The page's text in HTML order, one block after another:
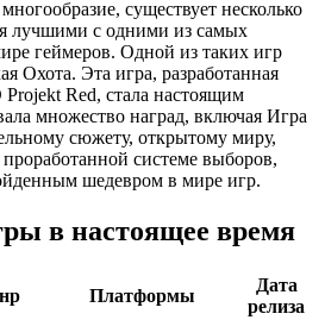
существует несколько
лучшими с одними из самых
геймеров. Одной из таких игр
Охота. Эта игра, разработанная
Red, стала настоящим
множество наград, включая Игра
сюжету, открытому миру,
системе выборов,
шедевром в мире игр.
в настоящее время
Платформы
Дата
релиза